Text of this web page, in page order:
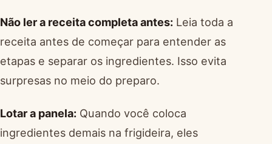
Não ler a receita completa antes: Leia toda a
receita antes de começar para entender as
etapas e separar os ingredientes. Isso evita
surpresas no meio do preparo.
Lotar a panela: Quando você coloca
ingredientes demais na frigideira, eles